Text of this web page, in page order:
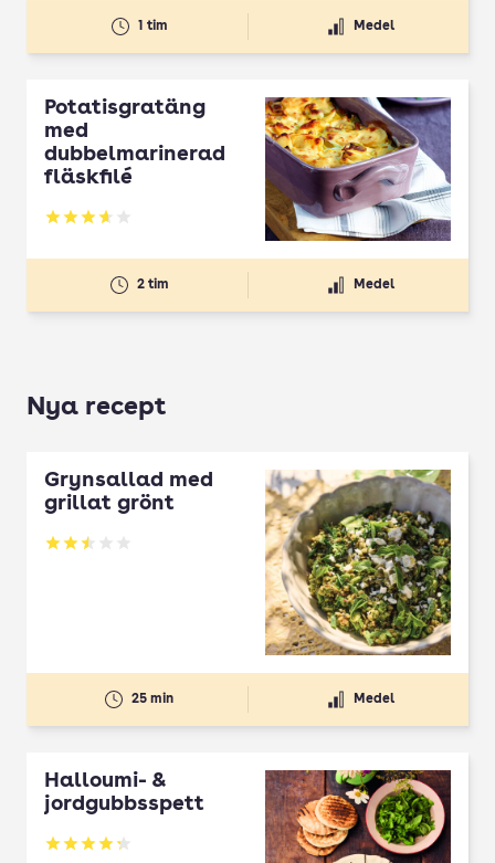
1 tim Medel
Potatisgratäng
med
dubbelmarinerad
fläskfilé
Betyg: 3.66 av 5
2 tim Medel
Nya recept
Grynsallad med
grillat grönt
Betyg: 2.5 av 5
25 min Medel
Halloumi- &
jordgubbsspett
Betyg: 4.3 av 5